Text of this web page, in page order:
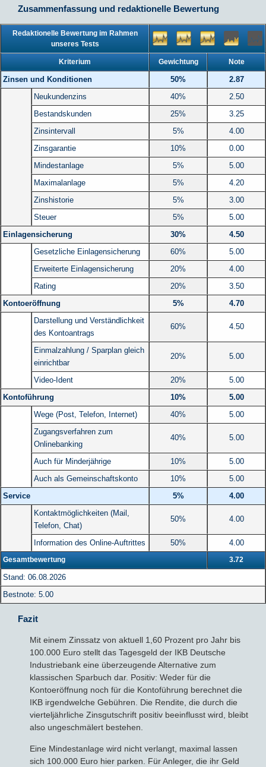
Zusammenfassung und redaktionelle Bewertung
Redaktionelle Bewertung im Rahmen
unseres Tests
Kriterium Gewichtung Note
Zinsen und Konditionen 50%
2.87
Neukundenzins
40%
2.50
Bestandskunden
25%
3.25
Zinsintervall
5%
4.00
Zinsgarantie
10%
0.00
Mindestanlage
5%
5.00
Maximalanlage
5%
4.20
Zinshistorie
5%
3.00
Steuer
5%
5.00
Einlagensicherung
30%
4.50
Gesetzliche Einlagensicherung
60%
5.00
Erweiterte Einlagensicherung
20%
4.00
Rating
20%
3.50
Kontoeröffnung
5%
4.70
Darstellung und Verständlichkeit
des Kontoantrags
60% 4.50
Einmalzahlung / Sparplan gleich
einrichtbar
20% 5.00
Video-Ident 20%
5.00
Kontoführung
10%
5.00
Wege (Post, Telefon, Internet)
40%
5.00
Zugangsverfahren zum
Onlinebanking
40% 5.00
Auch für Minderjährige 10%
5.00
Auch als Gemeinschafts­konto
10%
5.00
Service
5%
4.00
Kontakt­möglichkeiten (Mail,
Telefon, Chat)
50% 4.00
Information des Online-Auftrittes 50% 4.00
Gesamtbewertung 3.72
Stand: 06.08.2026
Bestnote: 5.00
Fazit
Mit einem Zinssatz von aktuell 1,60 Prozent pro Jahr bis
100.000 Euro stellt das Tagesgeld der IKB Deutsche
Industriebank eine überzeugende Alternative zum
klassischen Sparbuch dar. Positiv: Weder für die
Kontoeröffnung noch für die Kontoführung berechnet die
IKB irgendwelche Gebühren. Die Rendite, die durch die
vierteljährliche Zinsgutschrift positiv beeinflusst wird, bleibt
also ungeschmälert bestehen.
Eine Mindestanlage wird nicht verlangt, maximal lassen
sich 100.000 Euro hier parken. Für Anleger, die ihr Geld